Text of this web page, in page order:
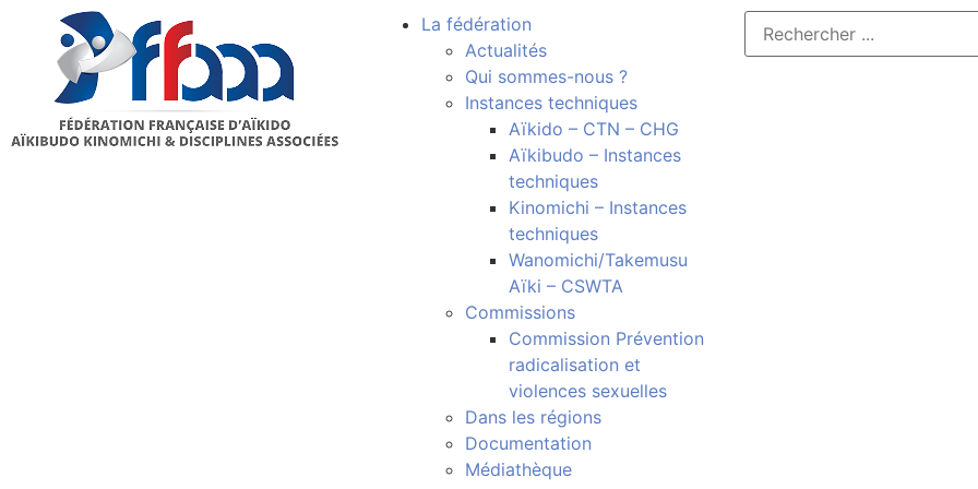
La fédération
Actualités
Qui sommes-nous ?
Instances techniques
Aïkido – CTN – CHG
Aïkibudo – Instances
techniques
Kinomichi – Instances
techniques
Wanomichi/Takemusu
Aïki – CSWTA
Commissions
Commission Prévention
radicalisation et
violences sexuelles
Dans les régions
Documentation
Médiathèque